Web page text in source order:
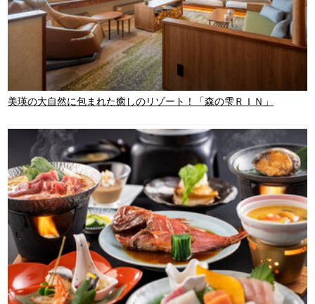
美瑛の大自然に包まれた癒しのリゾート！「森の雫ＲＩＮ」